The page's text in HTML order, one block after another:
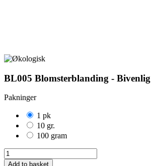
BL005 Blomsterblanding -
Pakninger
1 pk
10 gr.
100 gram
Add to basket